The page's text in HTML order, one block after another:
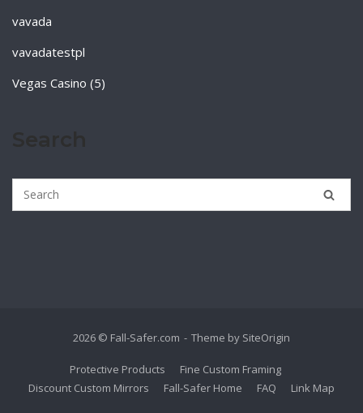
vavada
vavadatestpl
Vegas Casino (5)
2026 © Fall-Safer.com Theme by SiteOrigin
Protective Products
Fine Custom Framing
Discount Custom Mirrors
Fall-Safer Home FAQ Link Map